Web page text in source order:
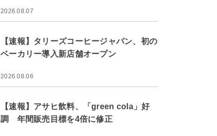
2026.08.07
【速報】タリーズコーヒージャパン、初の
ベーカリー導入新店舗オープン
2026.08.06
【速報】アサヒ飲料、「green cola」好
調 年間販売目標を4倍に修正